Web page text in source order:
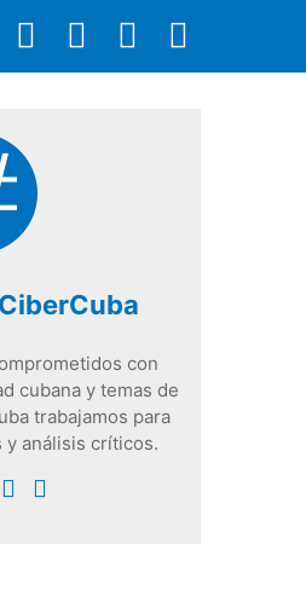
con
cubana y temas de
trabajamos para
análisis críticos.